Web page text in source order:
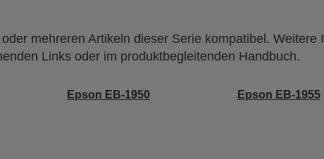
mehreren Artikeln dieser Serie kompatibel. Weitere
Links oder im produktbegleitenden Handbuch.
Epson EB-1950 Epson EB-1955